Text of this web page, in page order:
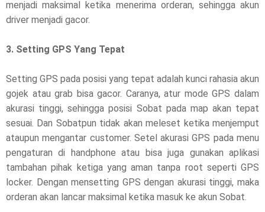
menjadi maksimal ketika menerima orderan, sehingga akun
driver menjadi gacor.
3. Setting GPS Yang Tepat
Setting GPS pada posisi yang tepat adalah kunci rahasia akun
gojek atau grab bisa gacor. Caranya, atur mode GPS dalam
akurasi tinggi, sehingga posisi Sobat pada map akan tepat
sesuai. Dan Sobatpun tidak akan meleset ketika menjemput
ataupun mengantar customer. Setel akurasi GPS pada menu
pengaturan di handphone atau bisa juga gunakan aplikasi
tambahan pihak ketiga yang aman tanpa root seperti GPS
locker. Dengan mensetting GPS dengan akurasi tinggi, maka
orderan akan lancar maksimal ketika masuk ke akun Sobat.